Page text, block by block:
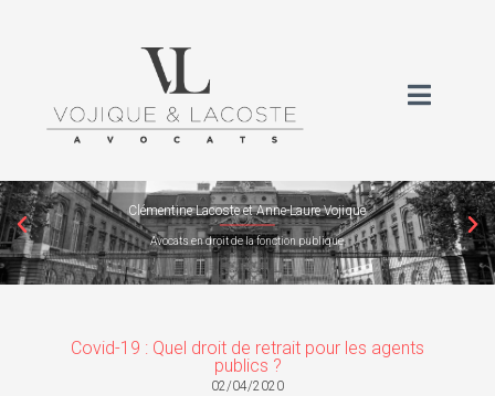
Clémentine Lacoste et Anne-Laure Vojique
Avocats en droit de la fonction publique
Covid-19 : Quel droit de retrait pour les agents
publics ?
02/04/2020